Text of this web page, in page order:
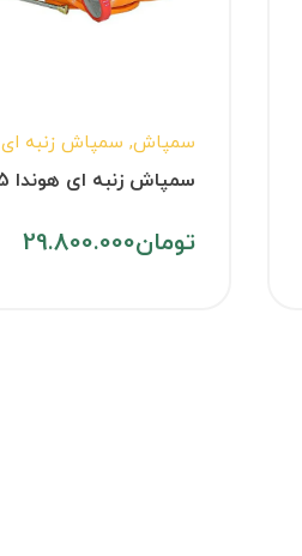
سمپاش, سمپاش زنبه ای
سمپاش زنبه ای هوندا 7.5 اسب
تومان29.800.000